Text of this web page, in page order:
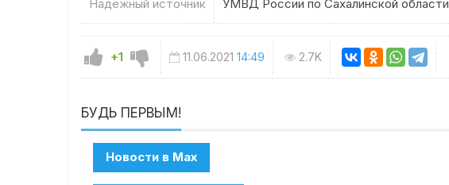
Надежный источник УМВД России по Сахалинской области
+1 11.06.2021 14:49 2.7K
БУДЬ ПЕРВЫМ!